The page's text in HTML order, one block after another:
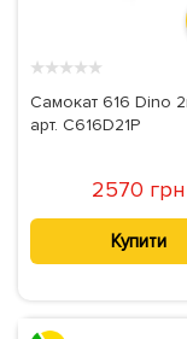
★★★★★
Самокат 616 Dino
арт. C616D21P
2570 грн
Купити